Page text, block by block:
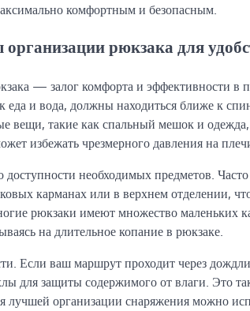
комфортным и безопасным.
рюкзака для
— залог комфорта и эффективности в
еда и вода, должны находиться ближе к
вещи, такие как спальный мешок и
избежать чрезмерного давления на
доступности необходимых предметов.
карманах или в верхнем отделении,
рюкзаки имеют множество маленьких
на длительное копание в рюкзаке.
Если ваш маршрут проходит через
для защиты содержимого от влаги. Это
организации снаряжения можно